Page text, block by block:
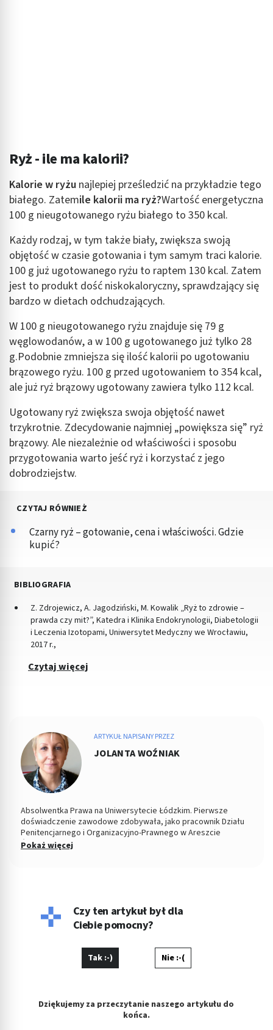
Ryż - ile ma kalorii?
Kalorie w ryżu najlepiej prześledzić na przykładzie tego
białego. Zatemile kalorii ma ryż?Wartość energetyczna
100 g nieugotowanego ryżu białego to 350 kcal.
Każdy rodzaj, w tym także biały, zwiększa swoją
objętość w czasie gotowania i tym samym traci kalorie.
100 g już ugotowanego ryżu to raptem 130 kcal. Zatem
jest to produkt dość niskokaloryczny, sprawdzający się
bardzo w dietach odchudzających.
W 100 g nieugotowanego ryżu znajduje się 79 g
węglowodanów, a w 100 g ugotowanego już tylko 28
g.Podobnie zmniejsza się ilość kalorii po ugotowaniu
brązowego ryżu. 100 g przed ugotowaniem to 354 kcal,
ale już ryż brązowy ugotowany zawiera tylko 112 kcal.
Ugotowany ryż zwiększa swoja objętość nawet
trzykrotnie. Zdecydowanie najmniej „powiększa się” ryż
brązowy. Ale niezależnie od właściwości i sposobu
przygotowania warto jeść ryż i korzystać z jego
dobrodziejstw.
CZYTAJ RÓWNIEŻ
Czarny ryż – gotowanie, cena i właściwości. Gdzie
kupić?
BIBLIOGRAFIA
Z. Zdrojewicz, A. Jagodziński, M. Kowalik „Ryż to zdrowie –
prawda czy mit?”, Katedra i Klinika Endokrynologii, Diabetologii
i Leczenia Izotopami, Uniwersytet Medyczny we Wrocławiu,
2017 r.,
Czytaj więcej
ARTYKUŁ NAPISANY PRZEZ
JOLANTA WOŹNIAK
Absolwentka Prawa na Uniwersytecie Łódzkim. Pierwsze
doświadczenie zawodowe zdobywała, jako pracownik Działu
Penitencjarnego i Organizacyjno-Prawnego w Areszcie
Śledczym w Łodzi. Od 2004 roku Zastępca Prezesa i Członek
Pokaż więcej
Czy ten artykuł był dla
Ciebie pomocny?
Tak :-) Nie :-(
Dziękujemy za przeczytanie naszego artykułu do
końca.